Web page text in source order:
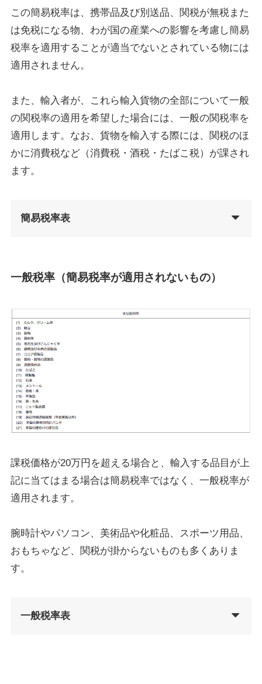
この簡易税率は、携帯品及び別送品、関税が無税また
は免税になる物、わが国の産業への影響を考慮し簡易
税率を適用することが適当でないとされている物には
適用されません。
また、輸入者が、これら輸入貨物の全部について一般
の関税率の適用を希望した場合には、一般の関税率を
適用します。なお、貨物を輸入する際には、関税のほ
かに消費税など（消費税・酒税・たばこ税）が課され
ます。
簡易税率表
一般税率（簡易税率が適用されないもの）
課税価格が20万円を超える場合と、輸入する品目が上
記に当てはまる場合は簡易税率ではなく、一般税率が
適用されます。
腕時計やパソコン、美術品や化粧品、スポーツ用品、
おもちゃなど、関税が掛からないものも多くありま
す。
一般税率表